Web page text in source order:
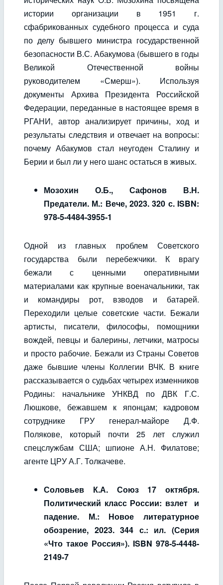
истории организации в 1951 г.
сфабрикованных судебного процесса и суда
по делу бывшего министра государственной
безопасности В.С. Абакумова (бывшего в годы
Великой Отечественной войны
руководителем «Смерш»). Используя
документы Архива Президента Российской
Федерации, переданные в настоящее время в
РГАНИ, автор анализирует причины, ход и
результаты следствия и отвечает на вопросы:
почему Абакумов стал неугоден Сталину и
Берии и был ли у него шанс остаться в живых.
Мозохин О.Б., Сафонов В.Н.
Предатели. М.: Вече, 2023. 320 с. ISBN:
978-5-4484-3955-1
Одной из главных проблем Советского
государства были перебежчики. К врагу
бежали с ценными оперативными
материалами как крупные военачальники, так
и командиры рот, взводов и батарей.
Переходили целые советские части. Бежали
артисты, писатели, философы, помощники
вождей, певцы и балерины, летчики, матросы
и просто рабочие. Бежали из Страны Советов
даже бывшие члены Коллегии ВЧК. В книге
рассказывается о судьбах четырех изменников
Родины: начальнике УНКВД по ДВК Г.С.
Люшкове, бежавшем к японцам; кадровом
сотруднике ГРУ генерал-майоре Д.Ф.
Полякове, который почти 25 лет служил
спецслужбам США; шпионе А.Н. Филатове;
агенте ЦРУ А.Г. Толкачеве.
Соловьев К.А. Союз 17 октября.
Политический класс России: взлет и
падение. М.: Новое литературное
обозрение, 2023. 344 с.: ил. (Серия
«Что такое Россия»). ISBN 978-5-4448-
2149-7